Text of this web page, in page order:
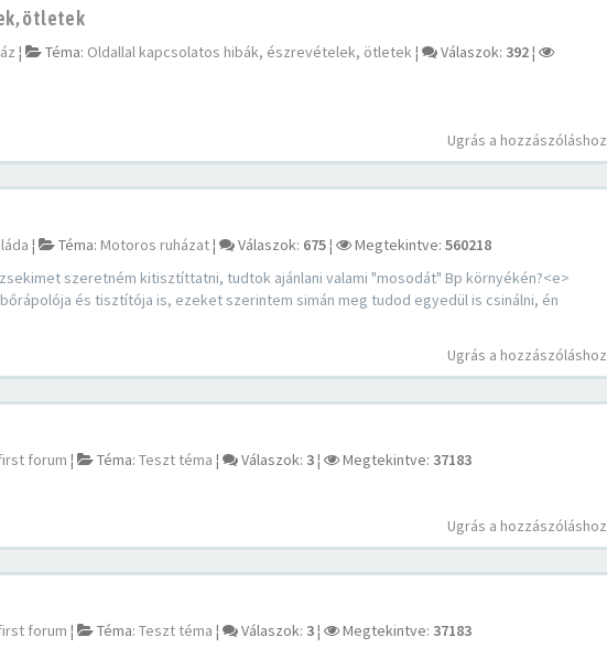
ötletek
¦ Téma: Oldallal kapcsolatos hibák, észrevételek, ötletek¦ Válaszok: 392¦
Ugrás a hozzászóláshoz
¦ Téma: Motoros ruházat¦ Válaszok: 675¦ Megtekintve: 560218
szeretném kitisztíttatni, tudtok ajánlani valami "mosodát" Bp környékén?<e>
és tisztítója is, ezeket szerintem simán meg tudod egyedül is csinálni, én
Ugrás a hozzászóláshoz
forum ¦ Téma: Teszt téma ¦ Válaszok: 3¦ Megtekintve: 37183
Ugrás a hozzászóláshoz
forum ¦ Téma: Teszt téma ¦ Válaszok: 3¦ Megtekintve: 37183